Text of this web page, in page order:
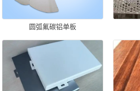
圆弧氟碳铝单板